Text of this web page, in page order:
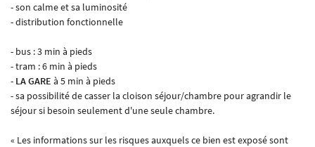
- son calme et sa luminosité
- distribution fonctionnelle
- bus : 3 min à pieds
- tram : 6 min à pieds
- LA GARE à 5 min à pieds
- sa possibilité de casser la cloison séjour/chambre pour agrandir le
séjour si besoin seulement d'une seule chambre.
« Les informations sur les risques auxquels ce bien est exposé sont